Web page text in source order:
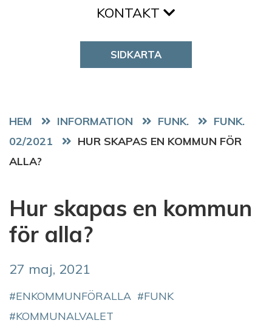
KONTAKT
SIDKARTA
HEM FUNK.
FUNK.
02/2021
HUR SKAPAS EN KOMMUN FÖR
ALLA?
Hur skapas en kommun
för alla?
27 maj, 2021
ENKOMMUNFÖRALLA
FUNK
KOMMUNALVALET